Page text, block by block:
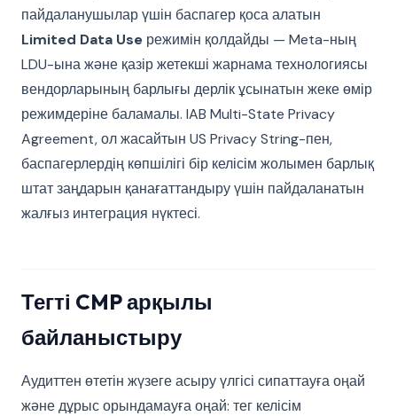
пайдаланушылар үшін баспагер қоса алатын
Limited Data Use режимін қолдайды — Meta-ның
LDU-ына және қазір жетекші жарнама технологиясы
вендорларының барлығы дерлік ұсынатын жеке өмір
режимдеріне баламалы. IAB Multi-State Privacy
Agreement, ол жасайтын US Privacy String-пен,
баспагерлердің көпшілігі бір келісім жолымен барлық
штат заңдарын қанағаттандыру үшін пайдаланатын
жалғыз интеграция нүктесі.
Тегті CMP арқылы
байланыстыру
Аудиттен өтетін жүзеге асыру үлгісі сипаттауға оңай
және дұрыс орындамауға оңай: тег келісім